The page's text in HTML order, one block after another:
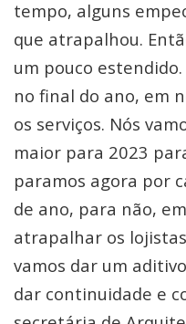
tempo, alguns
que atrapalhou.
um pouco
no final do ano, em
os serviços. Nós
maior para 2023
paramos agora por
de ano, para não,
atrapalhar os
vamos dar um
dar continuidade e